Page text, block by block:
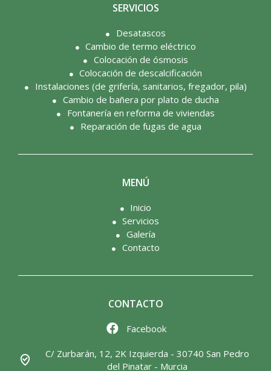
SERVICIOS
Desatascos
Cambio de termo eléctrico
Colocación de ósmosis
Colocación de descalcificación
Instalaciones (de grifería, sanitarios, fregador, pila)
Cambio de bañera por plato de ducha
Fontanería en reforma de viviendas
Reparación de fugas de agua
MENÚ
Inicio
Servicios
Galería
Contacto
CONTACTO
Facebook
C/ Zurbarán, 12, 2K Izquierda - 30740 San Pedro
del Pinatar - Murcia